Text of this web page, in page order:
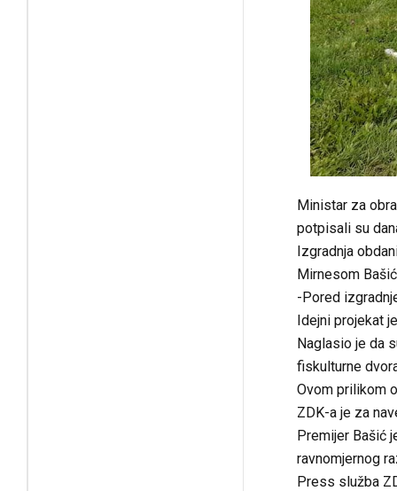
Ministar za
potpisali su
Izgradnja
Mirnesom
-Pored
Idejni projekat
Naglasio je da
fiskulturne
Ovom prilikom
ZDK-a je za
Premijer Bašić
ravnomjernog
Press služba